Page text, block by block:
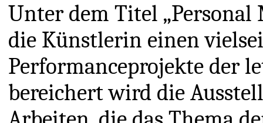
Unter dem Titel
die Künstlerin einen
Performanceprojekte der
bereichert wird die